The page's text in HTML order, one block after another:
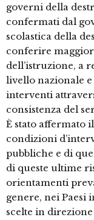
governi della
confermati dal
scolastica della
conferire
dell’istruzione, a
livello nazionale
interventi
consistenza del
È stato affermato
condizioni
pubbliche e di
di queste ultime
orientamenti
genere, nei Paesi
scelte in